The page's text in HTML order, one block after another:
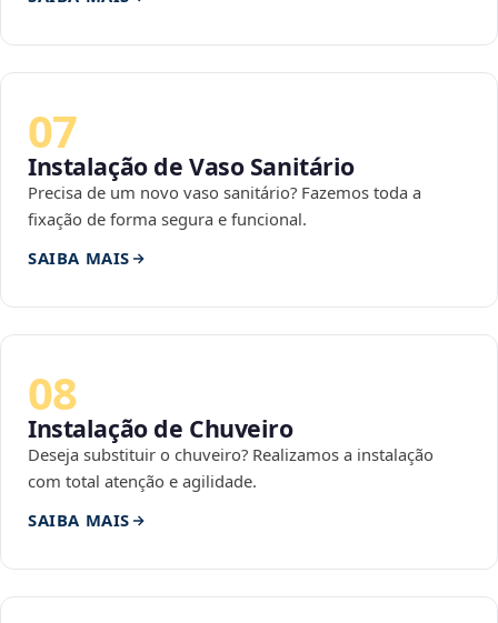
07
Instalação de Vaso Sanitário
Precisa de um novo vaso sanitário? Fazemos toda a
fixação de forma segura e funcional.
SAIBA MAIS
08
Instalação de Chuveiro
Deseja substituir o chuveiro? Realizamos a instalação
com total atenção e agilidade.
SAIBA MAIS